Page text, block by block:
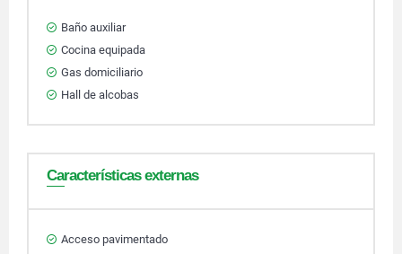
Baño auxiliar
Cocina equipada
Gas domiciliario
Hall de alcobas
Características externas
Acceso pavimentado